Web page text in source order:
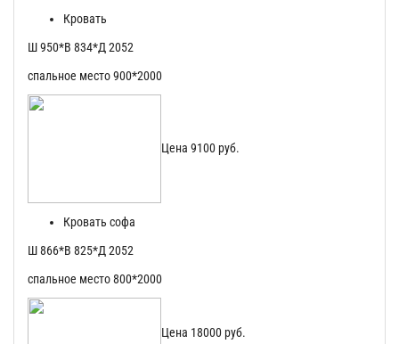
Кровать
Ш 950*В 834*Д 2052
спальное место 900*2000
Цена 9100 руб.
Кровать софа
Ш 866*В 825*Д 2052
спальное место 800*2000
Цена 18000 руб.